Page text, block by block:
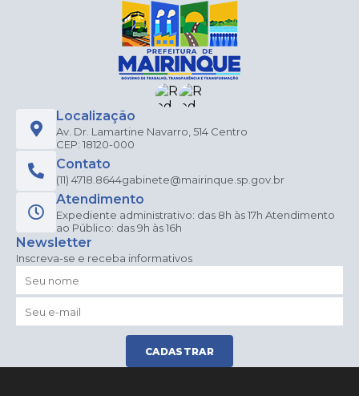
Localização
Av. Dr. Lamartine Navarro, 514 Centro
CEP: 18120-000
Contato
(11) 4718.8644gabinete@mairinque.sp.gov.br
Atendimento
Expediente administrativo: das 8h às 17h Atendimento
ao Público: das 9h às 16h
Newsletter
Inscreva-se e receba informativos
CADASTRAR